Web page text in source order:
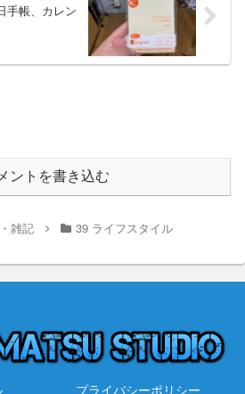
手帳、カレン
ントを書き込む
雑記 39 ライフスタイル
プライバシーポリシー